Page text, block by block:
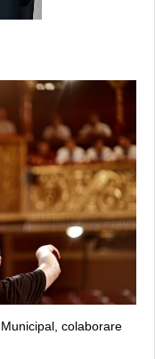
colaborare